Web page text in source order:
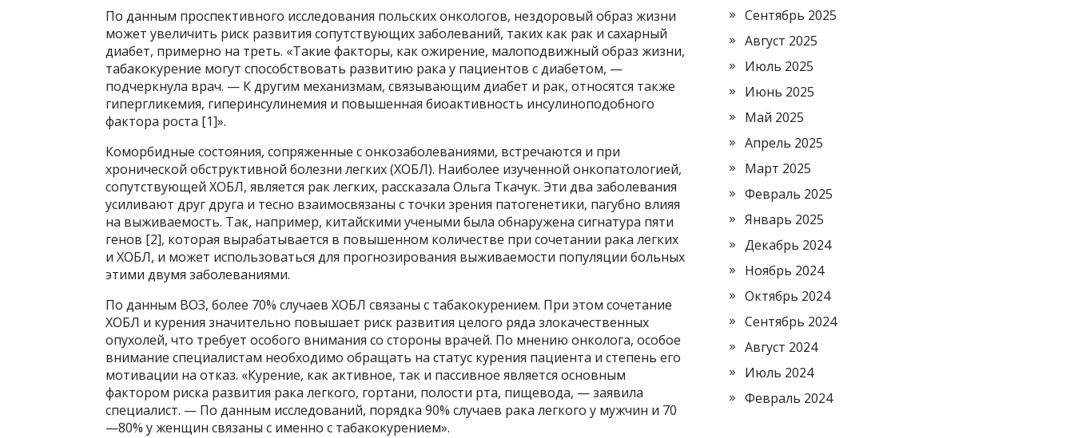
По данным проспективного исследования польских онкологов, нездоровый образ жизни
может увеличить риск развития сопутствующих заболеваний, таких как рак и сахарный
диабет, примерно на треть. «Такие факторы, как ожирение, малоподвижный образ жизни,
табакокурение могут способствовать развитию рака у пациентов с диабетом, —
подчеркнула врач. — К другим механизмам, связывающим диабет и рак, относятся также
гипергликемия, гиперинсулинемия и повышенная биоактивность инсулиноподобного
фактора роста [1]».
Коморбидные состояния, сопряженные с онкозаболеваниями, встречаются и при
хронической обструктивной болезни легких (ХОБЛ). Наиболее изученной онкопатологией,
сопутствующей ХОБЛ, является рак легких, рассказала Ольга Ткачук. Эти два заболевания
усиливают друг друга и тесно взаимосвязаны с точки зрения патогенетики, пагубно влияя
на выживаемость. Так, например, китайскими учеными была обнаружена сигнатура пяти
генов [2], которая вырабатывается в повышенном количестве при сочетании рака легких
и ХОБЛ, и может использоваться для прогнозирования выживаемости популяции больных
этими двумя заболеваниями.
По данным ВОЗ, более 70% случаев ХОБЛ связаны с табакокурением. При этом сочетание
ХОБЛ и курения значительно повышает риск развития целого ряда злокачественных
опухолей, что требует особого внимания со стороны врачей. По мнению онколога, особое
внимание специалистам необходимо обращать на статус курения пациента и степень его
мотивации на отказ. «Курение, как активное, так и пассивное является основным
фактором риска развития рака легкого, гортани, полости рта, пищевода, — заявила
специалист. — По данным исследований, порядка 90% случаев рака легкого у мужчин и 70
—80% у женщин связаны с именно с табакокурением».
Сентябрь 2025
Август 2025
Июль 2025
Июнь 2025
Май 2025
Апрель 2025
Март 2025
Февраль 2025
Январь 2025
Декабрь 2024
Ноябрь 2024
Октябрь 2024
Сентябрь 2024
Август 2024
Июль 2024
Февраль 2024